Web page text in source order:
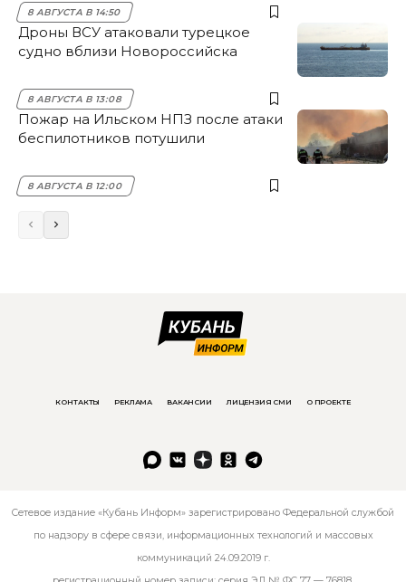
8 АВГУСТА В 14:50
Дроны ВСУ атаковали турецкое
судно вблизи Новороссийска
8 АВГУСТА В 13:08
Пожар на Ильском НПЗ после атаки
беспилотников потушили
8 АВГУСТА В 12:00
КОНТАКТЫ РЕКЛАМА ВАКАНСИИ ЛИЦЕНЗИЯ СМИ О ПРОЕКТЕ
Сетевое издание «Кубань Информ» зарегистрировано Федеральной службой
по надзору в сфере связи, информационных технологий и массовых
коммуникаций 24.09.2019 г.